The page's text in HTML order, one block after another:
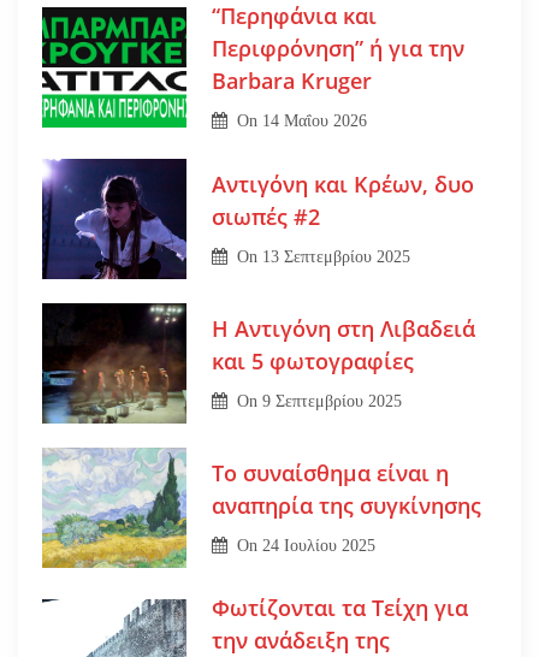
“Περηφάνια και
Περιφρόνηση” ή για την
Barbara Kruger
On 14 Μαΐου 2026
Αντιγόνη και Κρέων, δυο
σιωπές #2
On 13 Σεπτεμβρίου 2025
Η Αντιγόνη στη Λιβαδειά
και 5 φωτογραφίες
On9 Σεπτεμβρίου 2025
Το συναίσθημα είναι η
αναπηρία της συγκίνησης
On 24 Ιουλίου 2025
Φωτίζονται τα Τείχη για
την ανάδειξη της